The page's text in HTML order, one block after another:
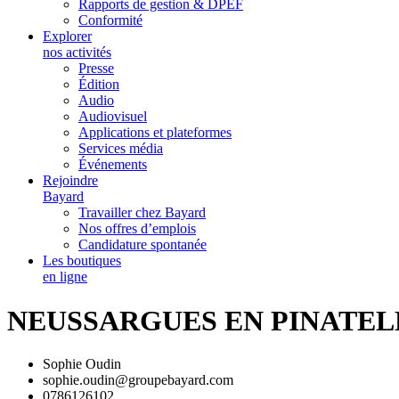
Rapports de gestion & DPEF
Conformité
Explorer
nos activités
Presse
Édition
Audio
Audiovisuel
Applications et plateformes
Services média
Événements
Rejoindre
Bayard
Travailler chez Bayard
Nos offres d’emplois
Candidature spontanée
Les boutiques
en ligne
NEUSSARGUES EN
Sophie Oudin
sophie.oudin@groupebayard.com